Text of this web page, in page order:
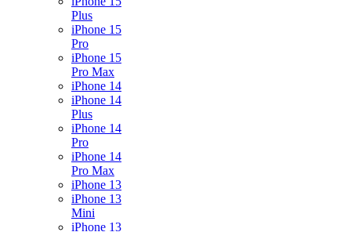
Plus
iPhone 15
Pro
iPhone 15
Pro Max
iPhone 14
iPhone 14
Plus
iPhone 14
Pro
iPhone 14
Pro Max
iPhone 13
iPhone 13
Mini
iPhone 13